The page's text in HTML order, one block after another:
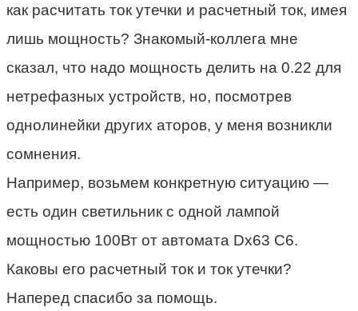
как расчитать ток утечки и расчетный ток, имея
лишь мощность? Знакомый-коллега мне
сказал, что надо мощность делить на 0.22 для
нетрефазных устройств, но, посмотрев
однолинейки других аторов, у меня возникли
сомнения.
Например, возьмем конкретную ситуацию —
есть один светильник с одной лампой
мощностью 100Вт от автомата Dx63 C6.
Каковы его расчетный ток и ток утечки?
Наперед спасибо за помощь.